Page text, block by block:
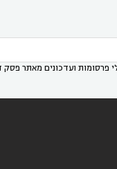
פרסומות ועדכונים מאתר פסק